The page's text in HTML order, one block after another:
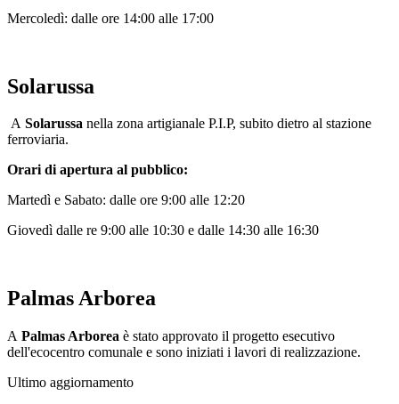
Mercoledì: dalle ore 14:00 alle 17:00
Solarussa
A Solarussa nella zona artigianale P.I.P, subito dietro al stazione
ferroviaria.
Orari di apertura al pubblico:
Martedì e Sabato: dalle ore 9:00 alle 12:20
Giovedì dalle re 9:00 alle 10:30 e dalle 14:30 alle 16:30
Palmas Arborea
A Palmas Arborea è stato approvato il progetto esecutivo
dell'ecocentro comunale e sono iniziati i lavori di realizzazione.
Ultimo aggiornamento